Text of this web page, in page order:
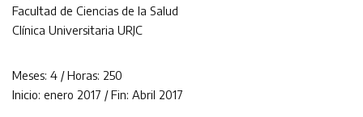
Facultad de Ciencias de la Salud
Clínica Universitaria URJC
Meses: 4 / Horas: 250
Inicio: enero 2017 / Fin: Abril 2017